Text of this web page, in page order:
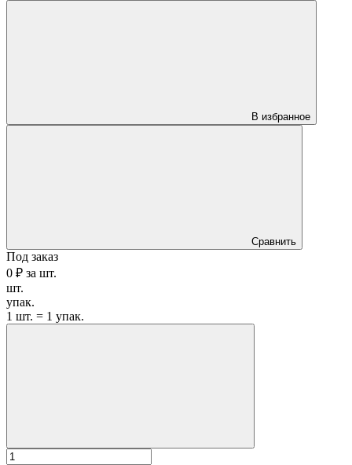
В избранное
Сравнить
Под заказ
0 ₽ за шт.
шт.
упак.
1 шт. = 1 упак.